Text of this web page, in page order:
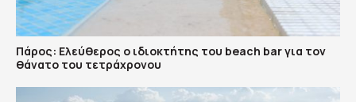
Πάρος: Ελεύθερος ο ιδιοκτήτης του beach bar για τον
θάνατο του τετράχρονου